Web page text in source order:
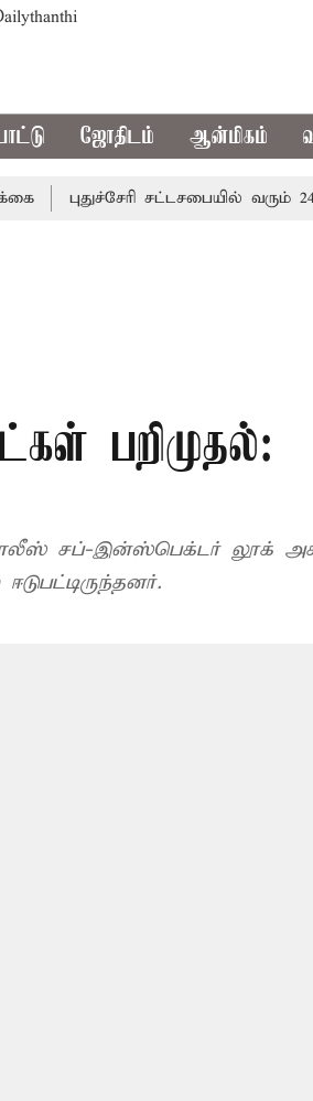
ஜோதிடம் ஆன்மிகம்
புதுச்சேரி சட்டசபையில் வரும் 24ம்
பறிமுதல்:
போலீஸ் சப்-இன்ஸ்பெக்டர் லூக்
பணியில் ஈடுபட்டிருந்தனர்.